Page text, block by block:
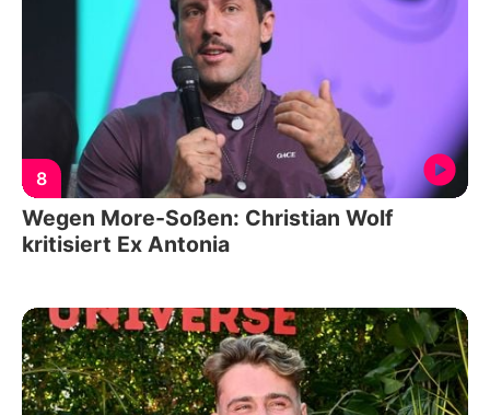
8
Wegen More-Soßen: Christian Wolf
kritisiert Ex Antonia